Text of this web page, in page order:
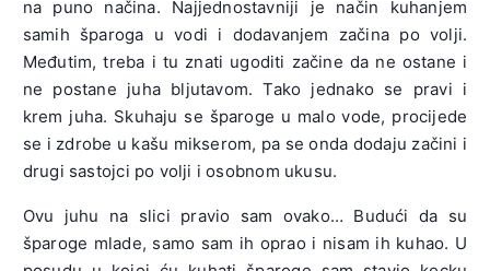
na puno načina. Najjednostavniji je način kuhanjem
samih šparoga u vodi i dodavanjem začina po volji.
Međutim, treba i tu znati ugoditi začine da ne ostane i
ne postane juha bljutavom. Tako jednako se pravi i
krem juha. Skuhaju se šparoge u malo vode, procijede
se i zdrobe u kašu mikserom, pa se onda dodaju začini i
drugi sastojci po volji i osobnom ukusu.
Ovu juhu na slici pravio sam ovako… Budući da su
šparoge mlade, samo sam ih oprao i nisam ih kuhao. U